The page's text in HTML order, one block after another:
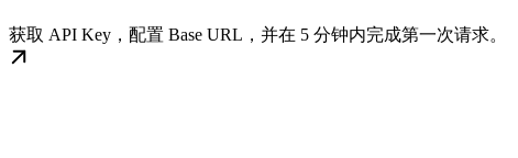
获取 API Key，配置 Base URL，并在 5 分钟内完成第一次请求。